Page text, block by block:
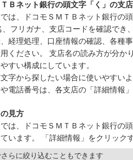
ＴＢネット銀行の頭文字「く」の支
は、ドコモＳＭＴＢネット銀行の
フリガナ、支店コードを確認でき
経理処理、口座情報の確認、各種
ください。 支店名の読み方が分か
すい構成にしています。
字から探したい場合に使いやすい
電話番号は、各支店の「詳細情報」
見方
は、ドコモＳＭＴＢネット銀行の
ています。 「詳細情報」をクリック
さらに絞り込むこともできます